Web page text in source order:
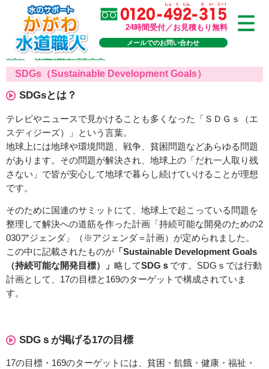
24時間受付／お見積もり無料
メールでのお問い合わせ
TOP>水道職人×SDGｓ
SDGs（Sustainable Development Goals）
SDGsとは？
テレビやニュースで見かけることも多くなった「ＳＤＧｓ（エ
スディジーズ）」という言葉。
地球上には地球や環境問題、戦争、貧困問題などあらゆる問題
があります。その問題が解決され、地球上の「だれ一人取り残
さない」で皆が安心して地球で暮らし続けていけることが理想
です。
そのために国連のサミットにて、地球上で起こっている問題を
整理して解決への道筋を作った計画「持続可能な開発のための2
030アジェンダ」（※アジェンダ＝計画）が定められました。
この中に記載されたものが 「Sustainable Development Goals
（持続可能な開発目標）」 略してSDGｓ です。SDGｓでは行動
計画として、17の目標と169のターゲットで構成されていま
す。
SDGｓが掲げる17の目標
17の目標・169のターゲットには、貧困・飢餓・健康・福祉・